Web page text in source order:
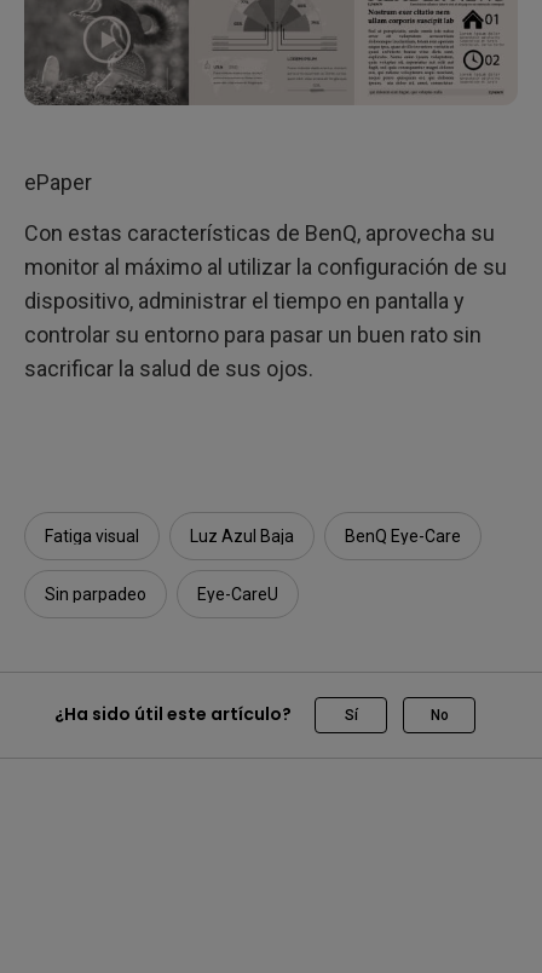
ePaper
Con estas características de BenQ, aprovecha su
monitor al máximo al utilizar la configuración de su
dispositivo, administrar el tiempo en pantalla y
controlar su entorno para pasar un buen rato sin
sacrificar la salud de sus ojos.
Fatiga visual Luz Azul Baja BenQ Eye-Care
Sin parpadeo Eye-CareU
¿Ha sido útil este artículo? Sí No